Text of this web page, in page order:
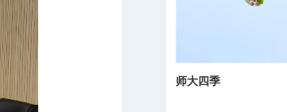
师大四季